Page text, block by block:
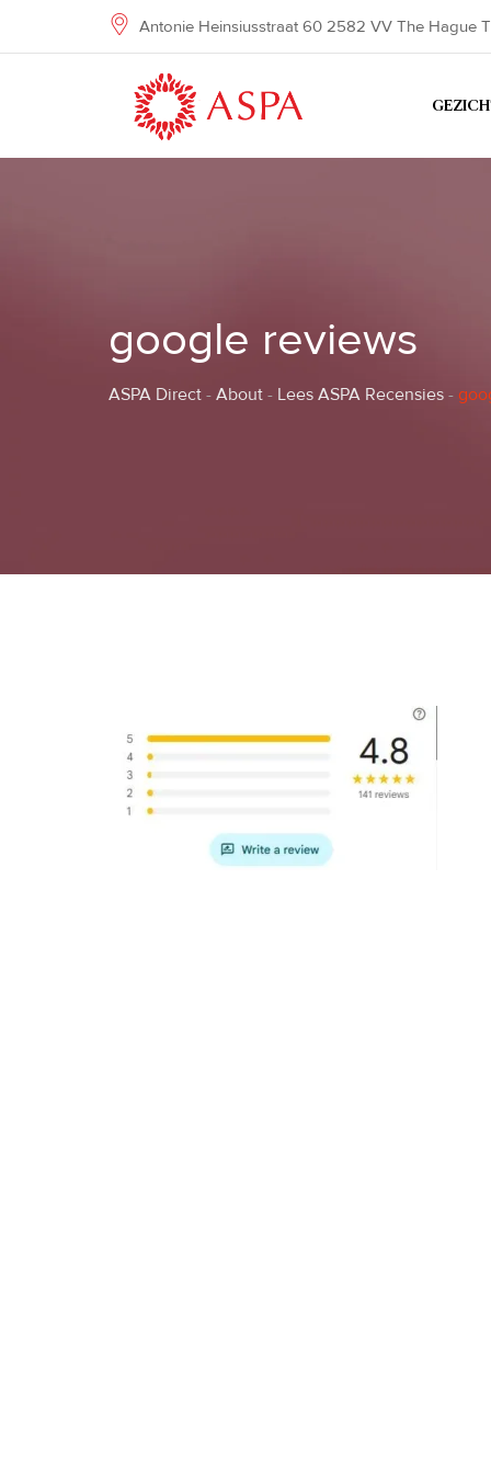
Antonie Heinsiusstraat 60 2582 VV The Hague
google reviews
ASPA Direct - About - Lees ASPA Recensies -